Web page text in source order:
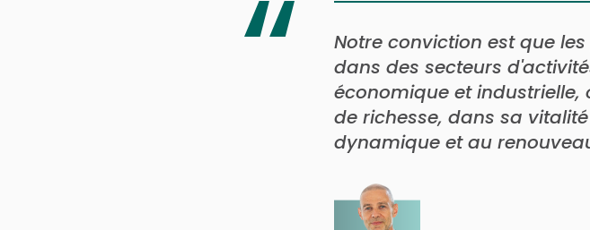
Notre conviction est que
dans des secteurs
économique et
de richesse, dans sa
dynamique et au